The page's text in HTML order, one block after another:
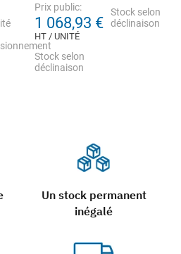
Un stock permanent
inégalé
Prix public:
1 068,93 €
HT / UNITÉ
Stock selon
déclinaison
Stock selon
déclinaison